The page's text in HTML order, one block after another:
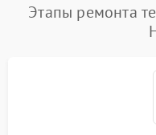
Этапы ремонта